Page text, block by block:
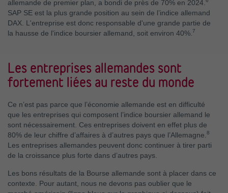
allemande de premier plan, a bondi de près de 70% en 2024.
SAP SE est la plus grande position au sein de l’indice allemand
DAX. L'entreprise est donc responsable d'une grande partie de
la hausse de l'indice boursier allemand, soit environ 40%. 7
Les entreprises allemandes sont
fortement liées au reste du monde
Ce n’est pas parce que l’économie allemande est en difficulté
que les entreprises qui composent l’indice boursier allemand le
sont nécessairement. Ces entreprises doivent en effet plus de
80% de leur chiffre d’affaires à d’autres pays que l’Allemagne. 8
Les entreprises allemandes peuvent donc continuer à tirer parti
de la croissance plus forte dans d’autres pays.
Les bons résultats de la Bourse allemande sont à placer dans ce
contexte. Pour autant, nous ne devons pas oublier que le